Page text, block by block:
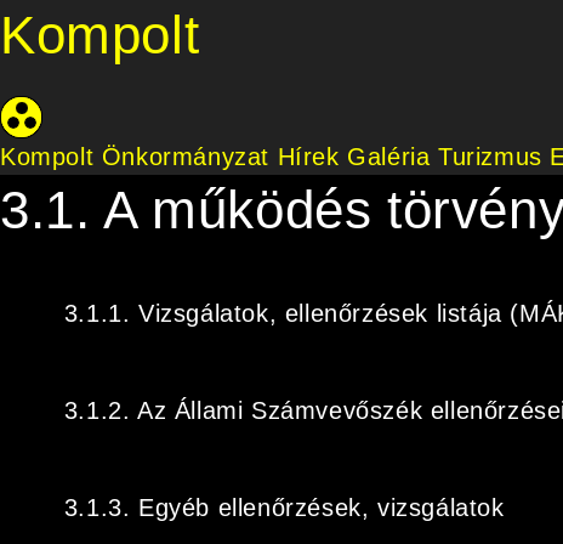
Kompolt
Kompolt Önkormányzat Hírek Galéria Turizmus
3.1. A működés
3.1.1. Vizsgálatok, ellenőrzések listája
3.1.2. Az Állami Számvevőszék
3.1.3. Egyéb ellenőrzések, vizsgálatok